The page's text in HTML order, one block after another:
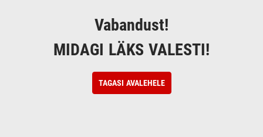
Vabandust!
MIDAGI LÄKS VALESTI!
TAGASI AVALEHELE